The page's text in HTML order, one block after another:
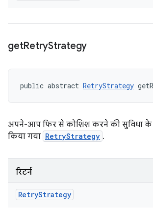
getRetryStrategy
public abstract RetryStrategy
अपने-आप फिर से कोशिश करने की सुविधा के
किया गया RetryStrategy .
रिटर्न
RetryStrategy